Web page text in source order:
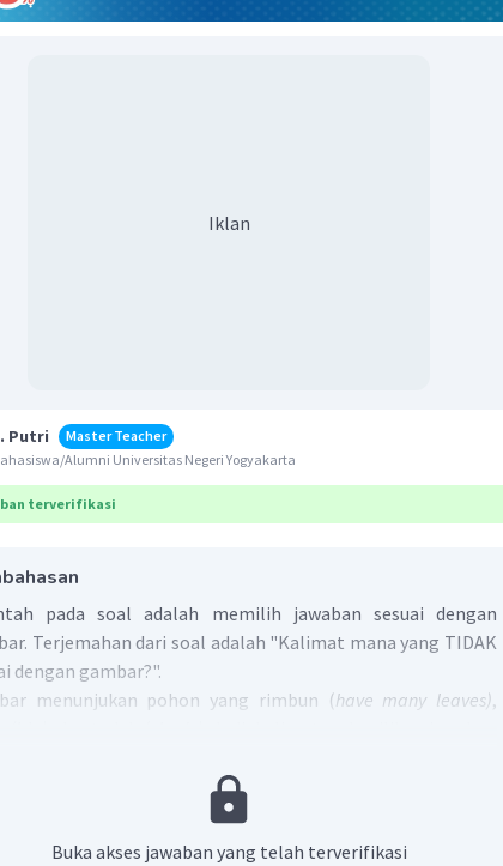
Iklan
Putri
Master Teacher
Alumni Universitas Negeri Yogyakarta
terverifikasi
pada soal adalah memilih jawaban sesuai dengan
Terjemahan dari soal adalah "Kalimat mana yang TIDAK
dengan gambar?".
menunjukan pohon yang rimbun (have many leaves),
jawaban yang benar adalah B.
Buka akses jawaban yang telah terverifikasi